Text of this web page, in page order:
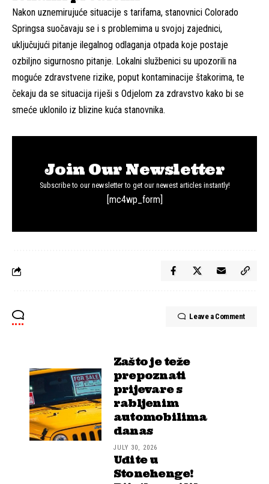
Nakon uznemirujuće situacije s tarifama, stanovnici Colorado
Springsa suočavaju se i s problemima u svojoj zajednici,
uključujući pitanje ilegalnog odlaganja otpada koje postaje
ozbiljno sigurnosno pitanje. Lokalni službenici su upozorili na
moguće zdravstvene rizike, poput kontaminacije štakorima, te
čekaju da se situacija riješi s Odjelom za zdravstvo kako bi se
smeće uklonilo iz blizine kuća stanovnika.
Join Our Newsletter
Subscribe to our newsletter to get our newest articles instantly!
[mc4wp_form]
Leave a Comment
Zašto je teže
prepoznati
prijevare s
rabljenim
automobilima
danas
JULY 30, 2026
Uđite u
Stonehenge!